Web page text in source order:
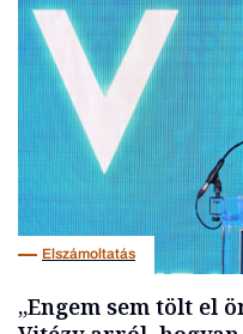
Elszámoltatás
„Engem sem tölt el